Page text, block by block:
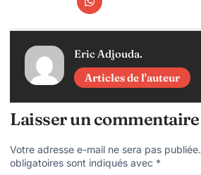
Eric Adjouda.
Articles de l'auteur
Laisser un commentaire
Votre adresse e-mail ne sera pas publiée.
obligatoires sont indiqués avec *